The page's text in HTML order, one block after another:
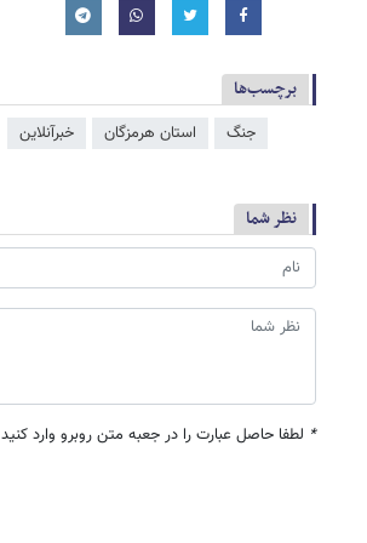
برچسب‌ها
جنگ استان هرمزگان خبرآنلاین
نظر شما
* لطفا حاصل عبارت را در جعبه متن روبرو وارد کنید